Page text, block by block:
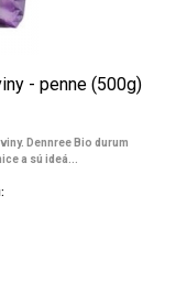
- penne (500g)
Dennree Bio durum
a sú ideá...